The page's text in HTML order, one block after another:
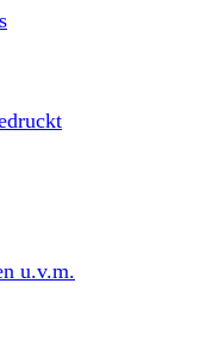
u.v.m.